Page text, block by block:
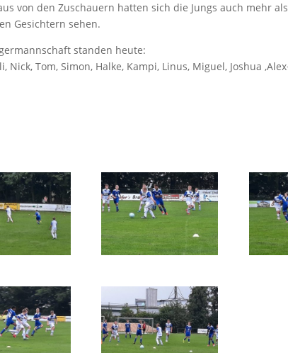
von den Zuschauern hatten sich die Jungs auch mehr
Gesichtern sehen.
standen heute:
Nick, Tom, Simon, Halke, Kampi, Linus, Miguel, Joshua